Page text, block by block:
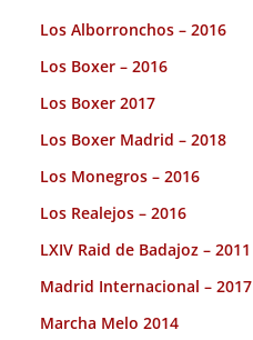
Los Alborronchos – 2016
Los Boxer – 2016
Los Boxer 2017
Los Boxer Madrid – 2018
Los Monegros – 2016
Los Realejos – 2016
LXIV Raid de Badajoz – 2011
Madrid Internacional – 2017
Marcha Melo 2014